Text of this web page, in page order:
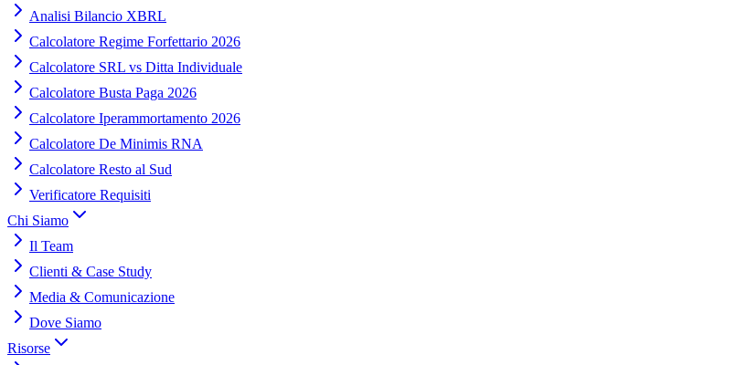
Analisi Bilancio XBRL
Calcolatore Regime Forfettario 2026
Calcolatore SRL vs Ditta Individuale
Calcolatore Busta Paga 2026
Calcolatore Iperammortamento 2026
Calcolatore De Minimis RNA
Calcolatore Resto al Sud
Verificatore Requisiti
Chi Siamo
Il Team
Clienti & Case Study
Media & Comunicazione
Dove Siamo
Risorse